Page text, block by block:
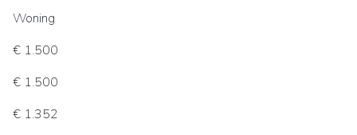
Woning
€ 1.500
€ 1.500
€ 1.352